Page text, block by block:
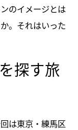
のイメージとは
。それはいった
探す旅
は東京・練馬区